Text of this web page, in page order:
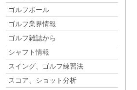
ゴルフボール
ゴルフ業界情報
ゴルフ雑誌から
シャフト情報
スイング、ゴルフ練習法
スコア、ショット分析